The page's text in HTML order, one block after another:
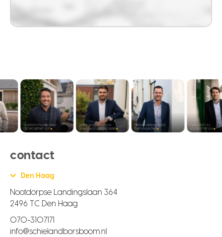
contact
Den Haag
Nootdorpse Landingslaan 364
2496 TC Den Haag
070-3107171
info@schielandborsboom.nl